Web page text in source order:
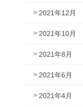
2021年12月
2021年10月
2021年8月
2021年6月
2021年4月